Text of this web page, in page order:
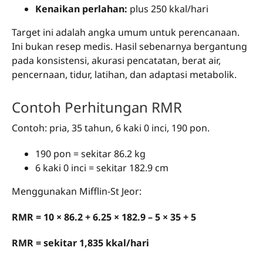
Kenaikan perlahan: plus 250 kkal/hari
Target ini adalah angka umum untuk perencanaan.
Ini bukan resep medis. Hasil sebenarnya bergantung
pada konsistensi, akurasi pencatatan, berat air,
pencernaan, tidur, latihan, dan adaptasi metabolik.
Contoh Perhitungan RMR
Contoh: pria, 35 tahun, 6 kaki 0 inci, 190 pon.
190 pon = sekitar 86.2 kg
6 kaki 0 inci = sekitar 182.9 cm
Menggunakan Mifflin-St Jeor:
RMR = 10 × 86.2 + 6.25 × 182.9 – 5 × 35 + 5
RMR = sekitar 1,835 kkal/hari